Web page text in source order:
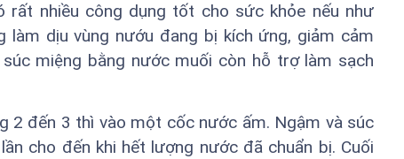
rất nhiều công dụng tốt cho sức khỏe nếu như
dịu vùng nướu đang bị kích ứng, giảm cảm
miệng bằng nước muối còn hỗ trợ làm sạch
2 đến 3 thì vào một cốc nước ấm. Ngậm và súc
cho đến khi hết lượng nước đã chuẩn bị. Cuối